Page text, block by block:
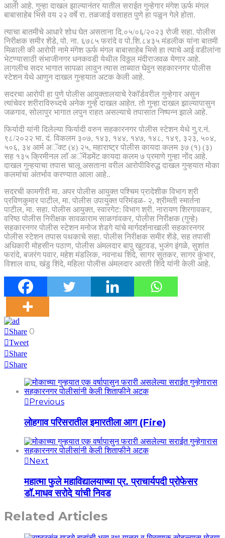
आली आहे. गुन्हा दाखल झाल्यानंतर यातील सराईत गुन्हेगार मंगेश ऊर्फ मंगल
बाबासाहेब भिसे वय २२ वर्षे रा. तळजाई वसाहत पुणे हा पळुन गेले होता.
त्याचा बातमीचे आधारे शोध घेत असताना दि.०५/०६/२०२३ रोजी सहा. पोलीस
निरीक्षक समीर शेंडे, पो. ना. ६७८५ फरांदे व पो.शि.८४३५ मंडलीक यांना बातमी
मिळाली की आरोपी नामे मंगेश ऊर्फ मंगल बाबासाहेब भिसे हा त्याचे आई वडीलांना
भेटण्यासाठी संभाजीनगर धनकवडी येथील विठ्ठल मंदीराजवळ येणार आहे.
लागलीच सदर भागात सापळा लावुन त्यास ताब्यात घेवुन सहकारनगर पोलीस
स्टेशन येथे आणुन दाखल गुन्हयात अटक केली आहे.
सदरचा आरोपी हा पुणे पोलीस आयुक्तालयाचे रेकॉर्डवरील गुन्हेगार असुन
त्यांचेवर शरीराविरुध्दचे अनेक गुन्हे दाखल आहेत. तो गुन्हा दाखल झाल्यापासुन
जळगाव, सोलापुर भागात लपुन राहत असल्याचे तपासात निष्पन्न झाले आहे.
फिर्यादी यांनी दिलेल्या फिर्यादी वरुन सहकारनगर पोलीस स्टेशन येथे गु.र.नं.
९८/२०२२ भा. दं. विकलम ३०७, १४३, १४४, १४७, १४८, १४९, ३२३, ५०४,
५०६, ३४ आर्म अॅक्ट (४) २५, महाराष्ट्र पोलीस कायदा कलम ३७ (१) (३)
सह १३५ क्रिमीनल लॉ अॅमेंडमेंट कायदा कलम ७ प्रमाणे गुन्हा नोंद आहे.
दाखल गुन्हयाचा तपास चालू असताना वरील आरोपीविरुद्ध दाखल गुन्हयात मोका
कलमांचा अंतर्भाव करण्यात आला आहे..
सदरची कामगीरी मा. अपर पोलीस आयुक्त पश्चिम प्रादेशीक विभाग श्री
प्रविणकुमार पाटील, मा. पोलीस उपायुक्त परिमंडळ- २, श्रीमती स्मार्तना
पाटील, मा. सहा. पोलीस आयुक्त, स्वारगेट: विभाग श्री. नारायण शिरगावकर,
वरिष्ठ पोलीस निरीक्षक सावळाराम साळगांवकर, पोलीस निरीक्षक (गुन्हे)
सहकारनगर पोलीस स्टेशन मनोज शेडगे यांचे मार्गदर्शनाखाली सहकारनगर
पोलीस स्टेशन तपास पथकाचे सहा. पोलीस निरीक्षक समीर शेंडे, सह तपासी
अधिकारी मोहसीन पठाण, पोलीस अंमलदार बापु खुटवड, भुजंग इंगळे, सुशांत
फरांदे, बजरंग पवार, महेश मंडलिक, नवनाथ शिंदे, सागर सुतकर, सागर कुंभार,
विशाल वाघ, खंडु शिंदे, महिला पोलीस अंमलदार आरती शिंदे यांनी केली आहे.
Share 0
Tweet
Share
Share
Previous
लोहगाव परिसरातील इमारतीला आग (Fire)
Next
महात्मा फुले महाविद्यालयाच्या प्र. प्राचार्यपदी प्रोफेसर
डॉ.माधव सरोदे यांची निवड
Related Articles